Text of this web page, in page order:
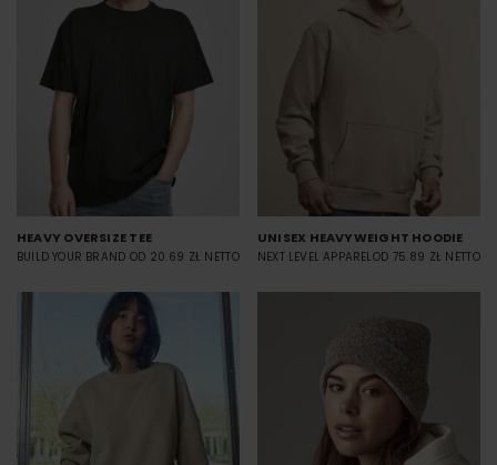
HEAVY OVERSIZE TEE
BUILD YOUR BRAND OD 20.69 ZŁ NETTO
UNISEX HEAVYWEIGHT HOODIE
NEXT LEVEL APPARELOD 75.89 ZŁ NETTO